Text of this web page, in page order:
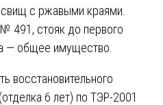
с ржавыми краями.
491, стояк до первого
— общее имущество.
восстановительного
6 лет) по ТЭР-2001